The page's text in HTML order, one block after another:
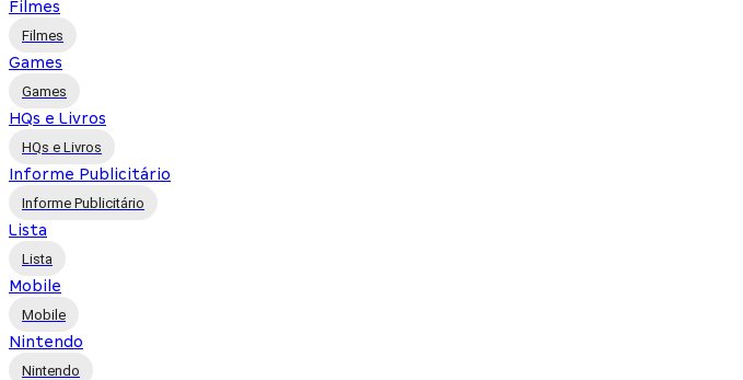
Filmes
Filmes
Games
Games
HQs e Livros
HQs e Livros
Informe Publicitário
Informe Publicitário
Lista
Lista
Mobile
Mobile
Nintendo
Nintendo